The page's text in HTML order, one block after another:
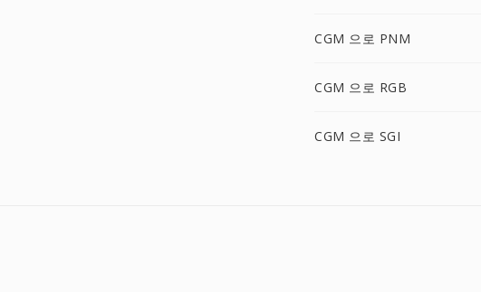
CGM 으로 PNM
CGM 으로 RGB
CGM 으로 SGI